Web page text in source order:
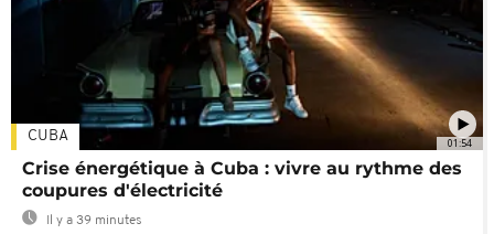
01:54
CUBA
Crise énergétique à Cuba : vivre au rythme des
coupures d'électricité
Il y a 39 minutes